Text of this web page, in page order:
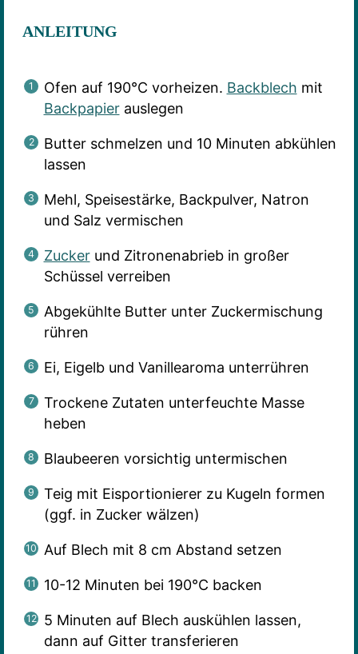
ANLEITUNG
Ofen auf 190°C vorheizen. Backblech mit
Backpapierauslegen
Butter schmelzen und 10 Minuten abkühlen
lassen
Mehl, Speisestärke, Backpulver, Natron
und Salz vermischen
Zuckerund Zitronenabrieb in großer
Schüssel verreiben
Abgekühlte Butter unter Zuckermischung
rühren
Ei, Eigelb und Vanillearoma unterrühren
Trockene Zutaten unterfeuchte Masse
heben
Blaubeeren vorsichtig untermischen
Teig mit Eisportionierer zu Kugeln formen
(ggf. in Zucker wälzen)
Auf Blech mit 8 cm Abstand setzen
10-12 Minuten bei 190°C backen
5 Minuten auf Blech auskühlen lassen,
dann auf Gitter transferieren